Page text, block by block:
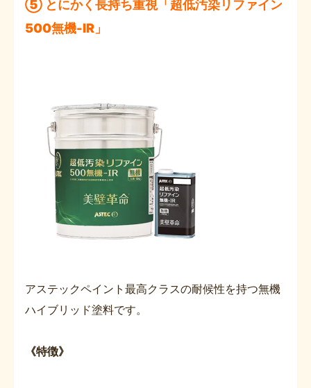
⑤ とにかく長持ち重視「超低汚染リファイン
500無機-IR」
アステックペイント最高クラスの耐候性を持つ無機
ハイブリッド塗料です。
《特徴》